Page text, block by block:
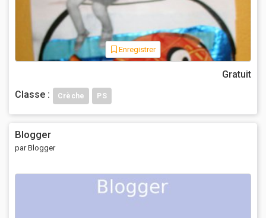
Enregistrer
Gratuit
Classe :
Crèche PS
Blogger
par Blogger